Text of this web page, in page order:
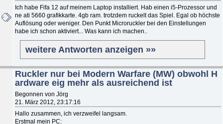
Ich habe Fifa 12 auf meinem Laptop installiert. Hab einen i5-Prozessor und
ne ati 5660 grafikkarte. 4gb ram. trotzdem ruckelt das Spiel. Egal ob höchste
Auflösung oder weniger. Den Punkt Microruckler bei den Einstellungen
habe ich schon aktiviert... Was kann ich machen..
weitere Antworten anzeigen »»
Ruckler nur bei Modern Warfare (MW) obwohl H
ardware eig mehr als ausreichend ist
Begonnen von Jörg
21. März 2012, 23:17:16
Hallo zusammen, ich verzweifel langsam.
Erstmal mein PC: